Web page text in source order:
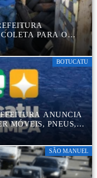
PARA O
CORRETO DE
ADEQUADA
BOTUCATU
ANUNCIA
MÓVEIS, PNEUS,
SEM USO
SÃO MANUEL